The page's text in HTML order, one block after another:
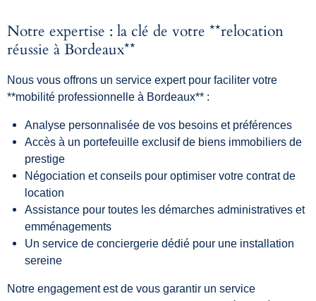
Notre expertise : la clé de votre **relocation
réussie à Bordeaux**
Nous vous offrons un service expert pour faciliter votre
**mobilité professionnelle à Bordeaux** :
Analyse personnalisée de vos besoins et préférences
Accès à un portefeuille exclusif de biens immobiliers de
prestige
Négociation et conseils pour optimiser votre contrat de
location
Assistance pour toutes les démarches administratives et
emménagements
Un service de conciergerie dédié pour une installation
sereine
Notre engagement est de vous garantir un service